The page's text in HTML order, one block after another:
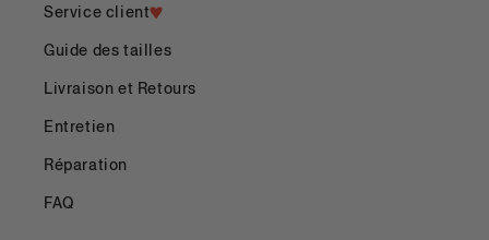
Service client
Guide des tailles
Livraison et Retours
Entretien
Réparation
FAQ